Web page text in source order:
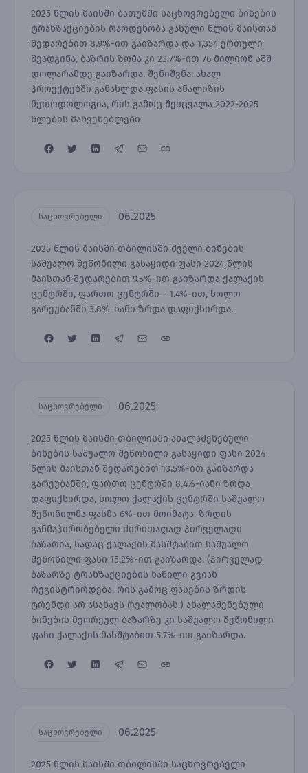
2025 წლის მაისში ბათუმში საცხოვრებელი ბინების
ტრანზაქციების რაოდენობა გასული წლის მაისთან
შედარებით 8.9%-ით გაიზარდა და 1,354 ერთული
შეადგინა, ბაზრის ზომა კი 23.7%-ით 76 მილიონ აშშ
დოლარამდე გაიზარდა. შენიშვნა: ახალ
პროექტებში განახლდა ფასის ანალიზის
მეთოდოლოგია, რის გამოც შეიცვალა 2022-2025
წლების მაჩვენებლები
საცხოვრებელი 06.2025
2025 წლის მაისში თბილისში ძველი ბინების
საშუალო შეწონილი გასაყიდი ფასი 2024 წლის
მაისთან შედარებით 9.5%-ით გაიზარდა ქალაქის
ცენტრში, ფართო ცენტრში - 1.4%-ით, ხოლო
გარეუბანში 3.8%-იანი ზრდა დაფიქსირდა.
საცხოვრებელი 06.2025
2025 წლის მაისში თბილისში ახალაშენებული
ბინების საშუალო შეწონილი გასაყიდი ფასი 2024
წლის მაისთან შედარებით 13.5%-ით გაიზარდა
გარეუბანში, ფართო ცენტრში 8.4%-იანი ზრდა
დაფიქსირდა, ხოლო ქალაქის ცენტრში საშუალო
შეწონილმა ფასმა 6%-ით მოიმატა. ზრდის
განმაპირობებელი ძირითადად პირველადი
ბაზარია, სადაც ქალაქის მასშტაბით საშუალო
შეწონილი ფასი 15.2%-ით გაიზარდა. (პირველად
ბაზარზე ტრანზაქციების ნაწილი გვიან
რეგისტრირდება, რის გამოც ფასების ზრდის
ტრენდი არ ასახავს რეალობას.) ახალაშენებული
ბინების მეორეულ ბაზარზე კი საშუალო შეწონილი
ფასი ქალაქის მასშტაბით 5.7%-ით გაიზარდა.
საცხოვრებელი 06.2025
2025 წლის მაისში თბილისში საცხოვრებელი